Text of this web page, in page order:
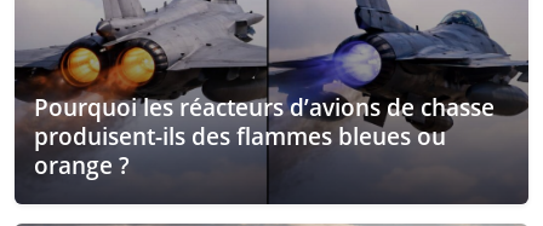
Pourquoi les réacteurs d’avions de chasse
produisent-ils des flammes bleues ou
orange ?